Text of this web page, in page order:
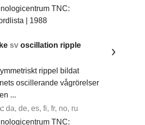
TNC:
| 1988
svoscillation ripple
rippel bildat
oscillerande vågrörelser
...
da, de, es, fi, fr, no, ru
TNC: